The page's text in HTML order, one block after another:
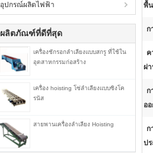
อุปกรณ์ผลิตไฟฟ้า
ผลิตภัณฑ์ที่ดีที่สุด
เครื่องชักรอกลำเลียงแบบสกรู ที่ใช้ใน
อุตสาหกรรมก่อสร้าง
เครื่อง hoisting โซ่ลำเลียงแบบซิงโค
รนัส
สายพานเครื่องลำเลียง Hoisting
พื้
ก
ค
ผ่
ก
อ
ก
ป